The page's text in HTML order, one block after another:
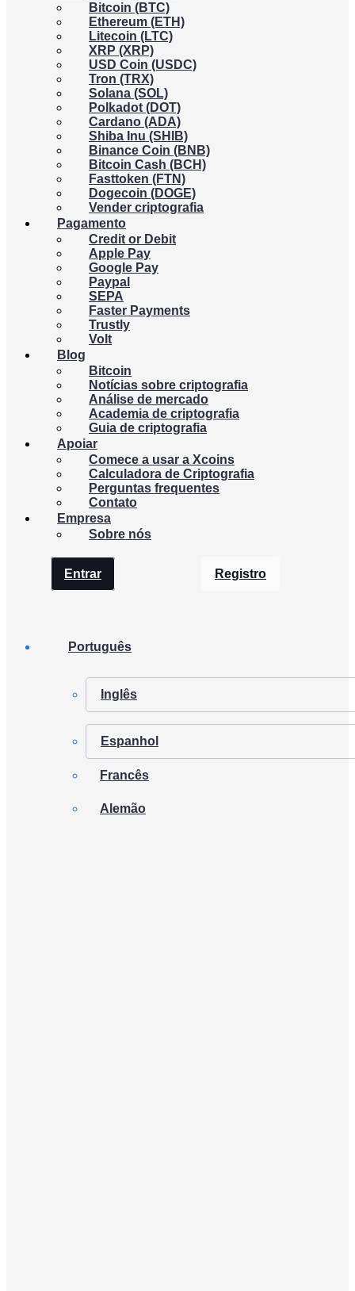
Bitcoin (BTC)
Ethereum (ETH)
Litecoin (LTC)
XRP (XRP)
USD Coin (USDC)
Tron (TRX)
Solana (SOL)
Polkadot (DOT)
Cardano (ADA)
Shiba Inu (SHIB)
Binance Coin (BNB)
Bitcoin Cash (BCH)
Fasttoken (FTN)
Dogecoin (DOGE)
Vender criptografia
Pagamento
Credit or Debit
Apple Pay
Google Pay
Paypal
SEPA
Faster Payments
Trustly
Volt
Blog
Bitcoin
Notícias sobre criptografia
Análise de mercado
Academia de criptografia
Guia de criptografia
Apoiar
Comece a usar a Xcoins
Calculadora de Criptografia
Perguntas frequentes
Contato
Empresa
Sobre nós
Entrar Registro
Português
Inglês
Espanhol
Francês
Alemão